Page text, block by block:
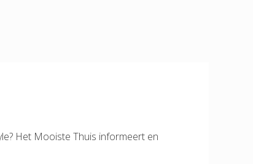
Het Mooiste Thuis informeert en